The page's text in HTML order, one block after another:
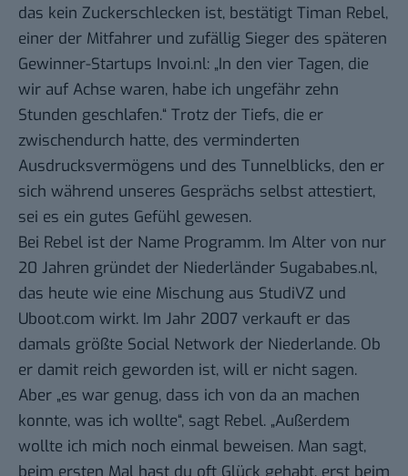
das kein Zuckerschlecken ist, bestätigt Timan Rebel,
einer der Mitfahrer und zufällig Sieger des späteren
Gewinner-Startups Invoi.nl: „In den vier Tagen, die
wir auf Achse waren, habe ich ungefähr zehn
Stunden geschlafen.“ Trotz der Tiefs, die er
zwischendurch hatte, des verminderten
Ausdrucksvermögens und des Tunnelblicks, den er
sich während unseres Gesprächs selbst attestiert,
sei es ein gutes Gefühl gewesen.
Bei Rebel ist der Name Programm. Im Alter von nur
20 Jahren gründet der Niederländer Sugababes.nl,
das heute wie eine Mischung aus StudiVZ und
Uboot.com wirkt. Im Jahr 2007 verkauft er das
damals größte Social Network der Niederlande. Ob
er damit reich geworden ist, will er nicht sagen.
Aber „es war genug, dass ich von da an machen
konnte, was ich wollte“, sagt Rebel. „Außerdem
wollte ich mich noch einmal beweisen. Man sagt,